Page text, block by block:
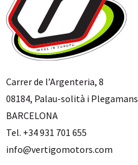
Carrer de l’Argenteria, 8
08184, Palau-solità i Plegamans
BARCELONA
Tel. +34 931 701 655
info@vertigomotors.com